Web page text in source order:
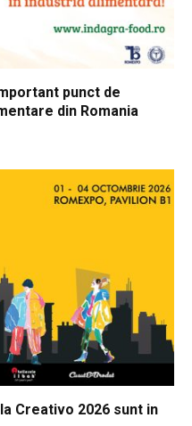
punct de
din Romania
Creativo 2026 sunt in